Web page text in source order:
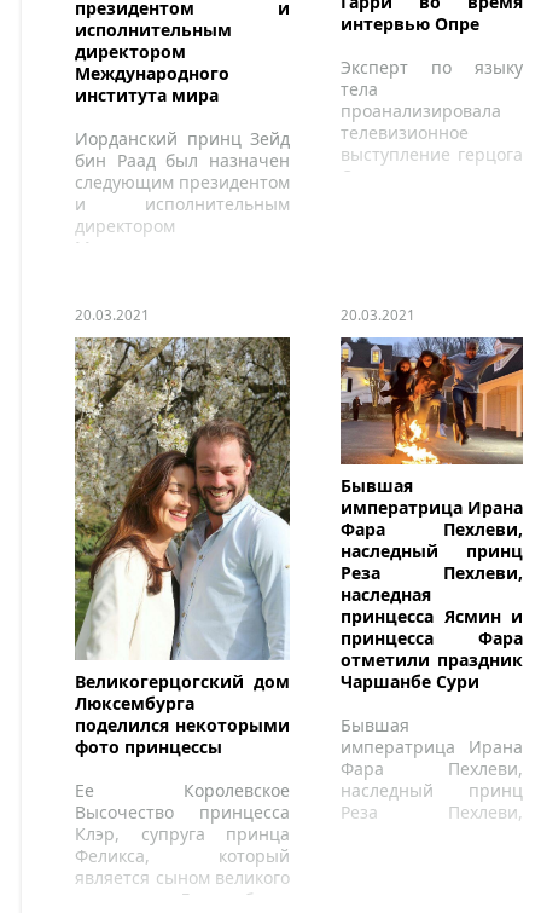
президентом и
исполнительным
директором
Международного
института мира
Иорданский принц Зейд
бин Раад был назначен
следующим президентом
и исполнительным
директором
Международного
интервью Опре
Эксперт по языку
тела
проанализировала
телевизионное
выступление герцога
Сассекского и
20.03.2021
Великогерцогский дом
Люксембурга
поделился некоторыми
фото принцессы
Ее Королевское
Высочество принцесса
Клэр, супруга принца
Феликса, который
является сыном великого
герцога Люксембурга
20.03.2021
Бывшая
императрица Ирана
Фара Пехлеви,
наследный принц
Реза Пехлеви,
наследная
принцесса Ясмин и
принцесса Фара
отметили праздник
Чаршанбе Сури
Бывшая
императрица Ирана
Фара Пехлеви,
наследный принц
Реза Пехлеви,